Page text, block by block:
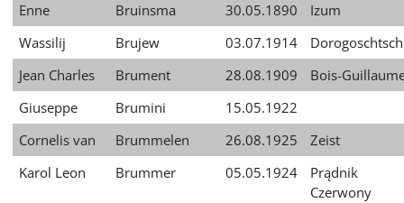
Enne Bruinsma 30.05.1890
Izum
Wassilij
Brujew 03.07.1914
Dorogoschtsch
Jean Charles
Brument 28.08.1909
Bois-
Giuseppe
Brumini
15.05.1922
Cornelis van
Brummelen 26.08.1925
Zeist
Karol Leon
Brummer 05.05.1924
Prądnik
Czerwony